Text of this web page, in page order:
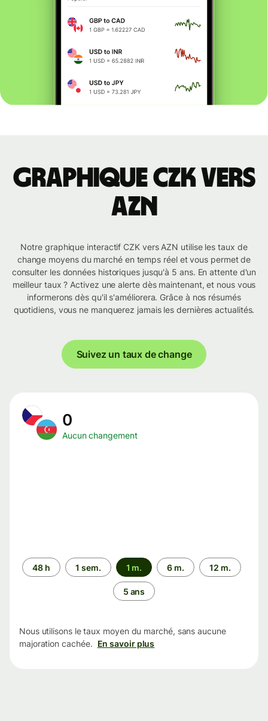
Graphique CZK vers
AZN
Notre graphique interactif CZK vers AZN utilise les taux de
change moyens du marché en temps réel et vous permet de
consulter les données historiques jusqu'à 5 ans. En attente d'un
meilleur taux ? Activez une alerte dès maintenant, et nous vous
informerons dès qu'il s'améliorera. Grâce à nos résumés
quotidiens, vous ne manquerez jamais les dernières actualités.
Suivez un taux de change
0
Aucun changement
Période
48 h 1 sem. 1 m. 6 m. 12 m.
5 ans
Nous utilisons le taux moyen du marché, sans aucune
majoration cachée. En savoir plus